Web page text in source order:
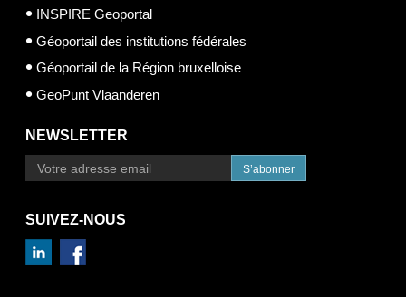
INSPIRE Geoportal
Géoportail des institutions fédérales
Géoportail de la Région bruxelloise
GeoPunt Vlaanderen
NEWSLETTER
S’abonner
SUIVEZ-NOUS